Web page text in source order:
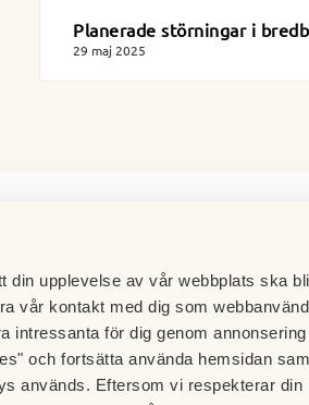
din upplevelse av vår webbplats ska
vår kontakt med dig som
intressanta för dig genom
och fortsätta använda hemsidan
används. Eftersom vi respekterar din
Planerade störningar i
29 maj 2025